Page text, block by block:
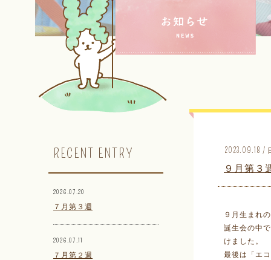
RECENT ENTRY
2026.07.20
７月第３週
2026.07.11
７月第２週
2023.09.18 /
９月第３
９月生まれ
誕生会の中
けました。
最後は「エ